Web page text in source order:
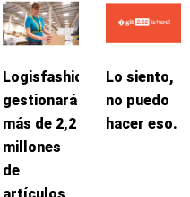
Logisfashion
gestionará
más de 2,2
millones
de
Lo siento,
no puedo
hacer eso.